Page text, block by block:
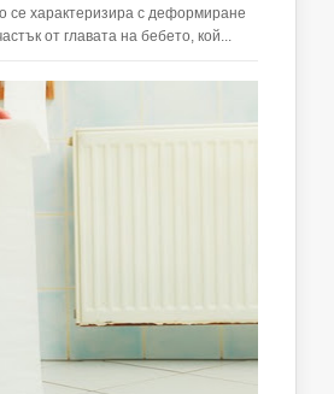
се характеризира с деформиране
от главата на бебето, кой...